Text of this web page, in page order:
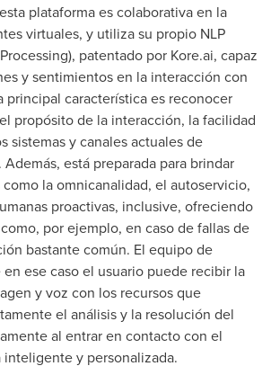
plataforma es colaborativa en la
virtuales, y utiliza su propio NLP
patentado por Kore.ai, capaz
y sentimientos en la interacción con
principal característica es reconocer
propósito de la interacción, la facilidad
sistemas y canales actuales de
está preparada para brindar
la omnicanalidad, el autoservicio,
proactivas, inclusive, ofreciendo
por ejemplo, en caso de fallas de
bastante común. El equipo de
ese caso el usuario puede recibir la
y voz con los recursos que
el análisis y la resolución del
al entrar en contacto con el
y personalizada.